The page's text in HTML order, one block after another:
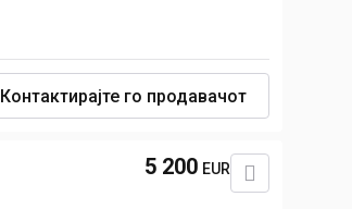
Контактирајте го продавачот
5 200 EUR